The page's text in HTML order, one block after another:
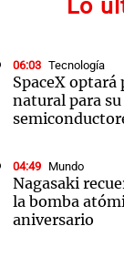
Lo
06:03 Tecnología
SpaceX optará
natural para
04:49 Mundo
Nagasaki
la bomba
aniversario